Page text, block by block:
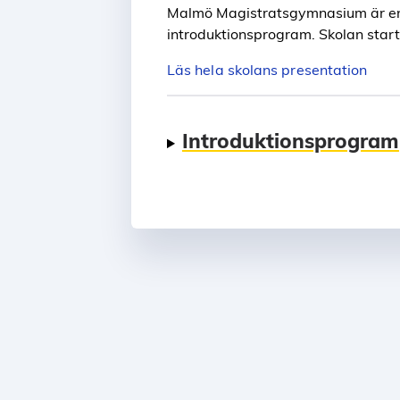
Malmö Magistratsgymnasium är
introduktionsprogram. Skolan
Läs hela skolans presentation
Introduktionsprogram